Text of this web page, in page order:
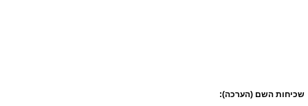
שכיחות השם (הערכה):